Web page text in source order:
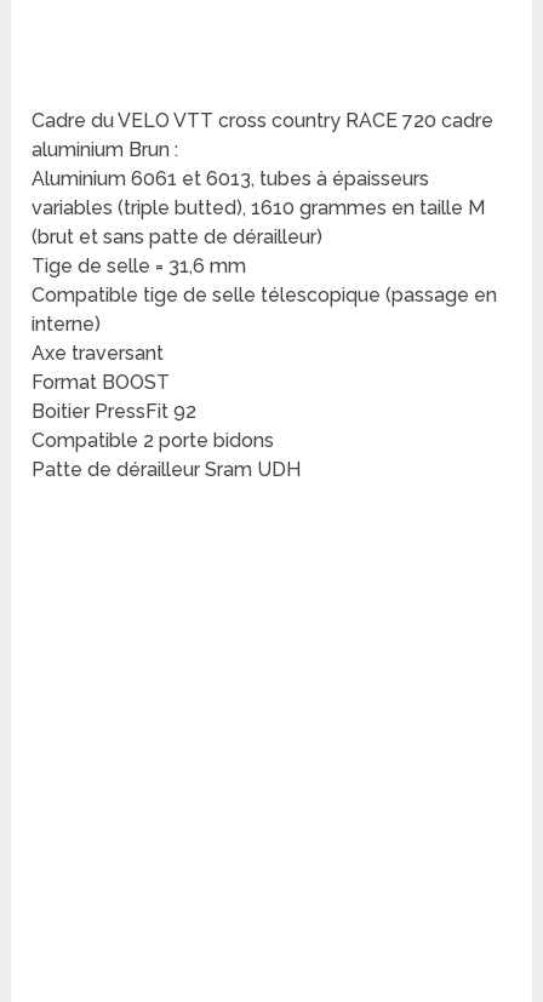
Cadre du VELO VTT cross country RACE 720 cadre
aluminium Brun :
Aluminium 6061 et 6013, tubes à épaisseurs
variables (triple butted), 1610 grammes en taille M
(brut et sans patte de dérailleur)
Tige de selle = 31,6 mm
Compatible tige de selle télescopique (passage en
interne)
Axe traversant
Format BOOST
Boitier PressFit 92
Compatible 2 porte bidons
Patte de dérailleur Sram UDH